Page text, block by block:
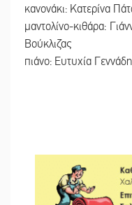
κανονάκι: Κατερίνα
μαντολίνο-κιθάρα:
Βούκλιζας
πιάνο: Ευτυχία